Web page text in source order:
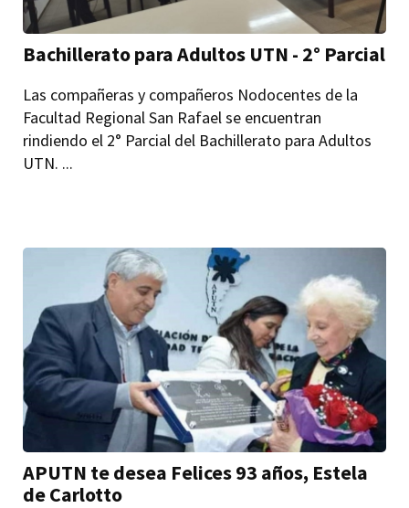
Bachillerato para Adultos UTN - 2° Parcial
Las compañeras y compañeros Nodocentes de la
Facultad Regional San Rafael se encuentran
rindiendo el 2° Parcial del Bachillerato para Adultos
UTN. ...
APUTN te desea Felices 93 años, Estela
de Carlotto